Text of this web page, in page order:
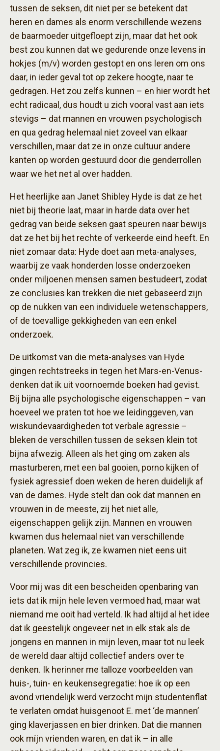
tussen de seksen, dit niet per se betekent dat
heren en dames als enorm verschillende wezens
de baarmoeder uitgefloept zijn, maar dat het ook
best zou kunnen dat we gedurende onze levens in
hokjes (m/v) worden gestopt en ons leren om ons
daar, in ieder geval tot op zekere hoogte, naar te
gedragen. Het zou zelfs kunnen – en hier wordt het
echt radicaal, dus houdt u zich vooral vast aan iets
stevigs – dat mannen en vrouwen psychologisch
en qua gedrag helemaal niet zoveel van elkaar
verschillen, maar dat ze in onze cultuur andere
kanten op worden gestuurd door die genderrollen
waar we het net al over hadden.
Het heerlijke aan Janet Shibley Hyde is dat ze het
niet bij theorie laat, maar in harde data over het
gedrag van beide seksen gaat speuren naar bewijs
dat ze het bij het rechte of verkeerde eind heeft. En
niet zomaar data: Hyde doet aan meta-analyses,
waarbij ze vaak honderden losse onderzoeken
onder miljoenen mensen samen bestudeert, zodat
ze conclusies kan trekken die niet gebaseerd zijn
op de nukken van een individuele wetenschappers,
of de toevallige gekkigheden van een enkel
onderzoek.
De uitkomst van die meta-analyses van Hyde
gingen rechtstreeks in tegen het Mars-en-Venus-
denken dat ik uit voornoemde boeken had gevist.
Bij bijna alle psychologische eigenschappen – van
hoeveel we praten tot hoe we leidinggeven, van
wiskundevaardigheden tot verbale agressie –
bleken de verschillen tussen de seksen klein tot
bijna afwezig. Alleen als het ging om zaken als
masturberen, met een bal gooien, porno kijken of
fysiek agressief doen weken de heren duidelijk af
van de dames. Hyde stelt dan ook dat mannen en
vrouwen in de meeste, zij het niet alle,
eigenschappen gelijk zijn. Mannen en vrouwen
kwamen dus helemaal niet van verschillende
planeten. Wat zeg ik, ze kwamen niet eens uit
verschillende provincies.
Voor mij was dit een bescheiden openbaring van
iets dat ik mijn hele leven vermoed had, maar wat
niemand me ooit had verteld. Ik had altijd al het idee
dat ik geestelijk ongeveer net in elk stak als de
jongens en mannen in mijn leven, maar tot nu leek
de wereld daar altijd collectief anders over te
denken. Ik herinner me talloze voorbeelden van
huis-, tuin- en keukensegregatie: hoe ik op een
avond vriendelijk werd verzocht mijn studentenflat
te verlaten omdat huisgenoot E. met ‘de mannen’
ging klaverjassen en bier drinken. Dat die mannen
ook míjn vrienden waren, en dat ik – in alle